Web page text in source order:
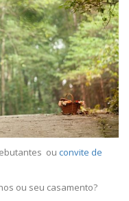
ou convite de
ou seu casamento?